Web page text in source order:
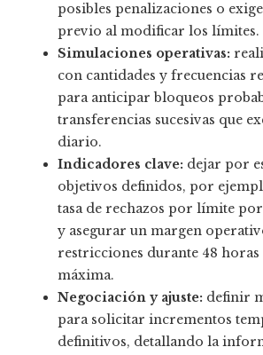
posibles penalizaciones o
previo al modificar los límites.
Simulaciones operativas:
con cantidades y frecuencias
para anticipar bloqueos
transferencias sucesivas que
diario.
Indicadores clave: dejar por
objetivos definidos, por
tasa de rechazos por límite por
y asegurar un margen
restricciones durante 48 horas
máxima.
Negociación y ajuste: definir
para solicitar incrementos
definitivos, detallando la